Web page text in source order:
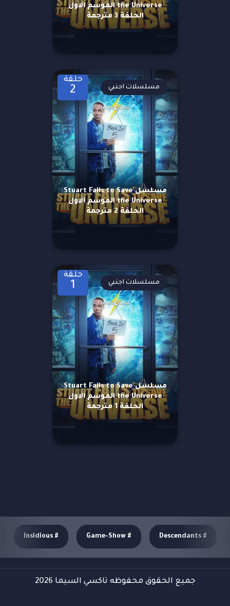
the Universe الموسم الاول
الحلقة 3 مترجمة
حلقة
2
مسلسل Stuart Fails to Save
the Universe الموسم الاول
الحلقة 2 مترجمة
مسلسلات اجنبي
حلقة
1
مسلسل Stuart Fails to Save
the Universe الموسم الاول
الحلقة 1 مترجمة
مسلسلات اجنبي
#
Descendants
#
Game-Show
#
Insidious
جميع الحقوق محفوظه تاكسي السيما 2026